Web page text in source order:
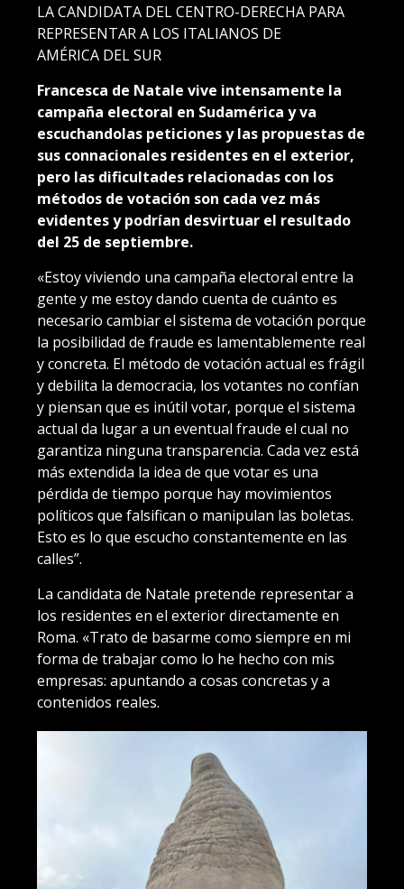
LA CANDIDATA DEL CENTRO-DERECHA PARA
REPRESENTAR A LOS ITALIANOS DE
AMÉRICA DEL SUR
Francesca de Natale vive intensamente la
campaña electoral en Sudamérica y va
escuchandolas peticiones y las propuestas de
sus connacionales residentes en el exterior,
pero las dificultades relacionadas con los
métodos de votación son cada vez más
evidentes y podrían desvirtuar el resultado
del 25 de septiembre.
«Estoy viviendo una campaña electoral entre la
gente y me estoy dando cuenta de cuánto es
necesario cambiar el sistema de votación porque
la posibilidad de fraude es lamentablemente real
y concreta. El método de votación actual es frágil
y debilita la democracia, los votantes no confían
y piensan que es inútil votar, porque el sistema
actual da lugar a un eventual fraude el cual no
garantiza ninguna transparencia. Cada vez está
más extendida la idea de que votar es una
pérdida de tiempo porque hay movimientos
políticos que falsifican o manipulan las boletas.
Esto es lo que escucho constantemente en las
calles”.
La candidata de Natale pretende representar a
los residentes en el exterior directamente en
Roma. «Trato de basarme como siempre en mi
forma de trabajar como lo he hecho con mis
empresas: apuntando a cosas concretas y a
contenidos reales.